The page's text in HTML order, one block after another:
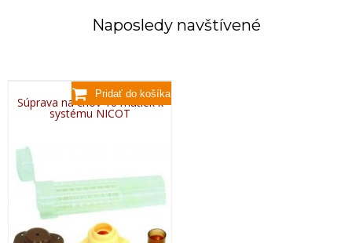
Naposledy navštívené
Súprava na chov 10 matiek k
systému NICOT